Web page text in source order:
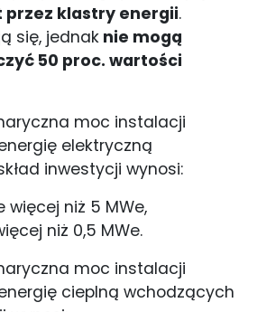
przez klastry energii.
się, jednak nie mogą
50 proc. wartości
moc instalacji
elektryczną
inwestycji wynosi:
więcej niż 5 MWe,
niż 0,5 MWe.
moc instalacji
cieplną wchodzących